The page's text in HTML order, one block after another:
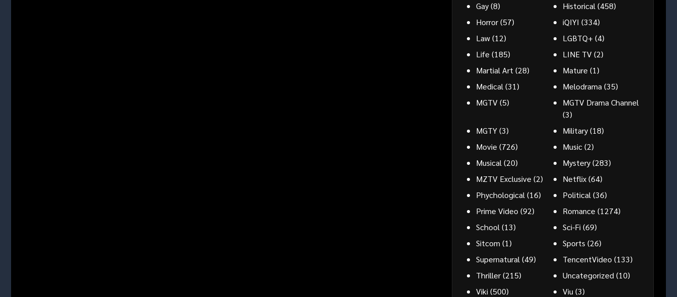
Gay(8) Historical(458)
Horror(57) iQIYI (334)
Law(12) LGBTQ+ (4)
Life (185) LINE TV(2)
Martial Art(28) Mature (1)
Medical(31) Melodrama(35)
MGTV(5)
MGTV Drama Channel
(3)
MGTY(3) Military(18)
Movie (726) Music(2)
Musical(20) Mystery(283)
MZTV Exclusive (2) Netflix(64)
Phychological(16) Political(36)
Prime Video (92) Romance (1274)
School(13) Sci-Fi (69)
Sitcom (1) Sports (26)
Supernatural(49) TencentVideo (133)
Thriller(215) Uncategorized(10)
Viki (500) Viu(3)